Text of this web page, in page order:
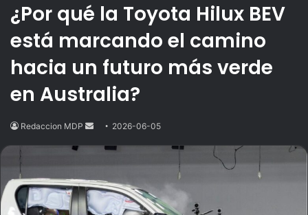
¿Por qué la Toyota Hilux BEV
está marcando el camino
hacia un futuro más verde
en Australia?
Redaccion MDP
Send2026-06-05